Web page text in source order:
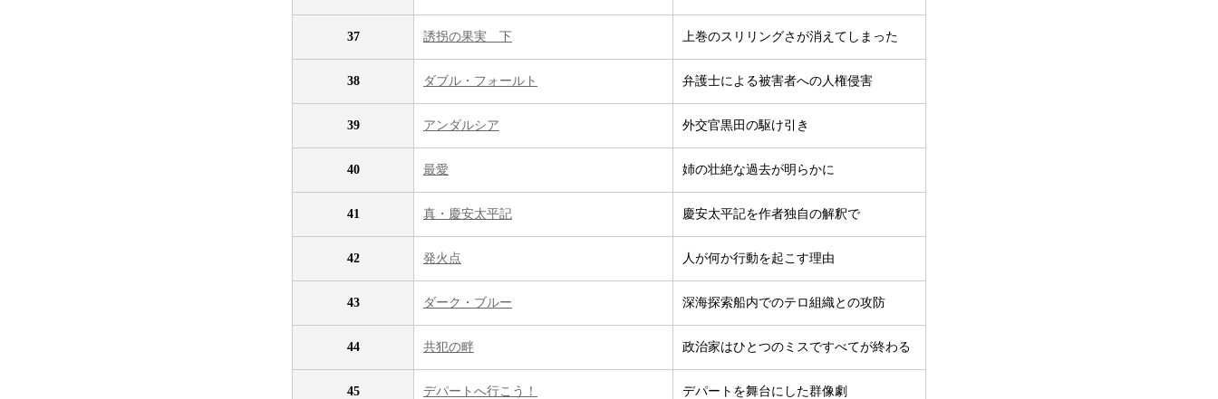
37 誘拐の果実 下 上巻のスリリングさが消えてしまった
38 ダブル・フォールト 弁護士による被害者への人権侵害
39 アンダルシア 外交官黒田の駆け引き
40 最愛 姉の壮絶な過去が明らかに
41 真・慶安太平記 慶安太平記を作者独自の解釈で
42 発火点 人が何か行動を起こす理由
43 ダーク・ブルー 深海探索船内でのテロ組織との攻防
44 共犯の畔 政治家はひとつのミスですべてが終わる
45 デパートへ行こう！ デパートを舞台にした群像劇